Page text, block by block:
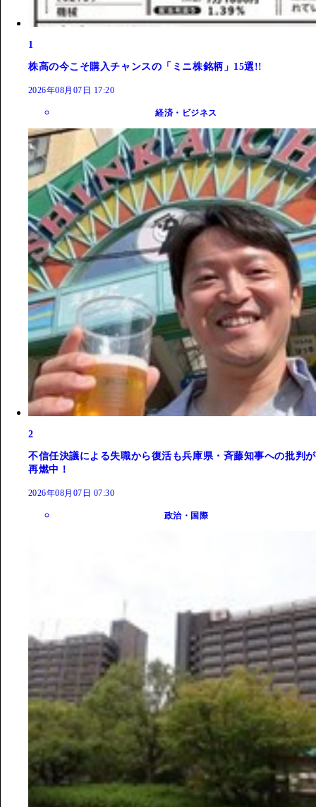
1
株高の今こそ購入チャンスの「ミニ株銘柄」15選!!
2026年08月07日 17:20
経済・ビジネス
2
不信任決議による失職から復活も兵庫県・斉藤知事への批判が
再燃中！
2026年08月07日 07:30
政治・国際